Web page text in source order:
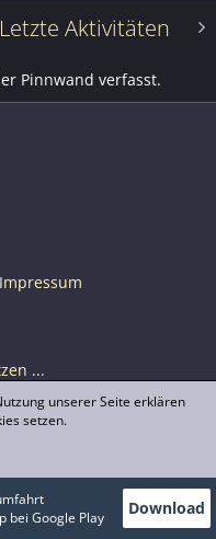
Letzte Aktivitäten
Pinnwand verfasst.
Impressum
...
lizenziert unter CC BY-SA,
angegeben
bei Google Play
Download
unserer Seite erklären
setzen.